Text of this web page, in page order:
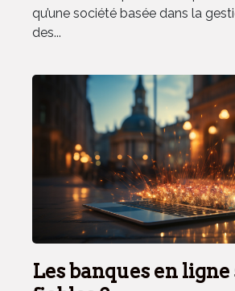
qu’une société basée dans la
des...
Les banques en